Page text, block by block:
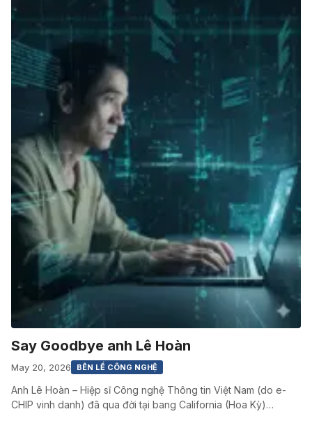
Say Goodbye anh Lê Hoàn
May 20, 2026 BÊN LỀ CÔNG NGHỆ
Anh Lê Hoàn – Hiệp sĩ Công nghệ Thông tin Việt Nam (do e-
CHIP vinh danh) đã qua đời tại bang California (Hoa Kỳ)…